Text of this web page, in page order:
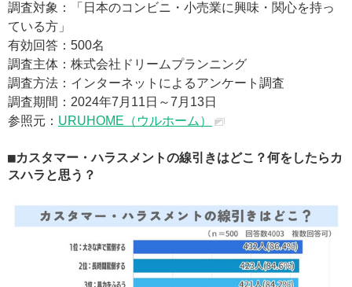
調査対象：「日本のコンビニ・小売業に興味・関心を持っ
ている方」
有効回答：500名
調査主体：株式会社ドリームプランニング
調査方法：インターネットによるアンケート調査
調査期間：2024年7月11日～7月13日
参照元： URUHOME（ウルホーム）
カスタマー・ハラスメントの線引きはどこ？何をしたらカ
スハラと思う？